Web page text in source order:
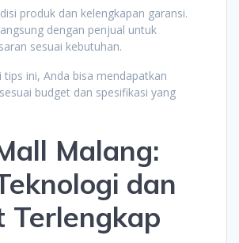
produk dan kelengkapan garansi.
dengan penjual untuk
sesuai kebutuhan.
tips ini, Anda bisa mendapatkan
budget dan spesifikasi yang
Malang:
dan
Terlengkap